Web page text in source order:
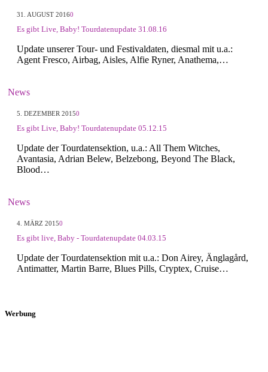
31. AUGUST 20160
Es gibt Live, Baby! Tourdatenupdate 31.08.16
Update unserer Tour- und Festivaldaten, diesmal mit u.a.:
Agent Fresco, Airbag, Aisles, Alfie Ryner, Anathema,…
News
5. DEZEMBER 20150
Es gibt Live, Baby! Tourdatenupdate 05.12.15
Update der Tourdatensektion, u.a.: All Them Witches,
Avantasia, Adrian Belew, Belzebong, Beyond The Black,
Blood…
News
4. MÄRZ 20150
Es gibt live, Baby - Tourdatenupdate 04.03.15
Update der Tourdatensektion mit u.a.: Don Airey, Änglagård,
Antimatter, Martin Barre, Blues Pills, Cryptex, Cruise…
Werbung